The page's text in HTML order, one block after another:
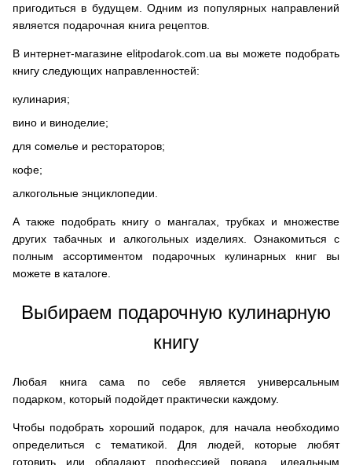
пригодиться в будущем. Одним из популярных направлений
является подарочная книга рецептов.
В интернет-магазине elitpodarok.com.ua вы можете подобрать
книгу следующих направленностей:
кулинария;
вино и виноделие;
для сомелье и рестораторов;
кофе;
алкогольные энциклопедии.
А также подобрать книгу о мангалах, трубках и множестве
других табачных и алкогольных изделиях. Ознакомиться с
полным ассортиментом подарочных кулинарных книг вы
можете в каталоге.
Выбираем подарочную кулинарную
книгу
Любая книга сама по себе является универсальным
подарком, который подойдет практически каждому.
Чтобы подобрать хороший подарок, для начала необходимо
определиться с тематикой. Для людей, которые любят
готовить или обладают профессией повара, идеальным